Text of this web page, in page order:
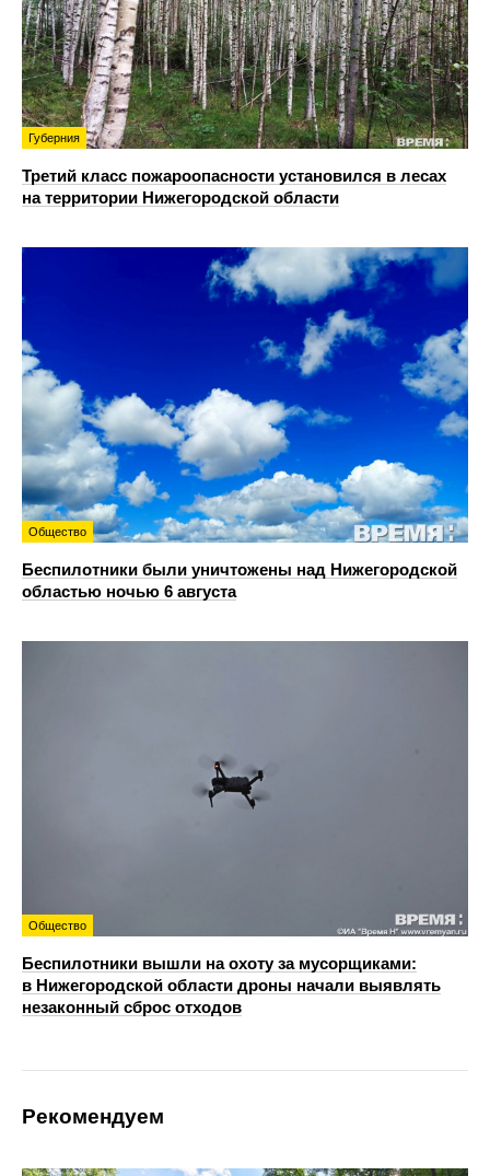
Губерния
Третий класс пожароопасности установился в лесах
на территории Нижегородской области
Общество
Беспилотники были уничтожены над Нижегородской
областью ночью 6 августа
Общество
Беспилотники вышли на охоту за мусорщиками:
в Нижегородской области дроны начали выявлять
незаконный сброс отходов
Рекомендуем